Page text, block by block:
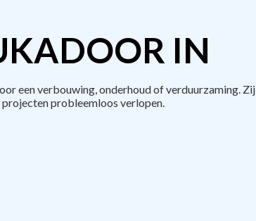
IN
een verbouwing, onderhoud of verduurzaming. Zij
probleemloos verlopen.